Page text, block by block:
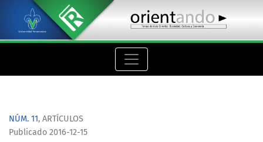
Consideraciones a la modernización militar en China
NÚM. 11, ARTÍCULOS
Publicado 2016-12-15